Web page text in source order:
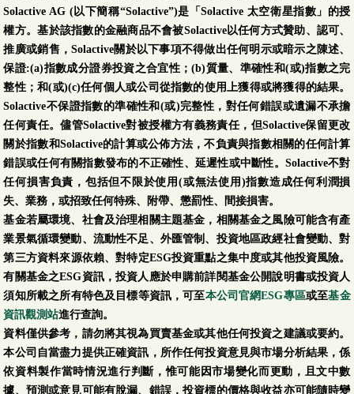
Solactive AG (以下簡稱“Solactive”)是「Solactive 太空衛星指數」的授
權方。基於該指數的金融商品不會被Solactive以任何方式贊助、認可、
推廣或銷售，Solactive關於以下事項不得做出任何明示或暗示之陳述、
保證:(a)指數成分證券投資之合宜性；(b)質量、準確性和(或)指數之完
整性；和(或)(c)任何個人或公司從指數的使用上獲得或將獲得的結果。
Solactive不保證指數的準確性和(或)完整性，對任何錯誤或遺漏不承擔
任何責任。儘管Solactive對被授權方有義務責任，但Solactive保留更改
關於指數和Solactive的計算或公佈方法，不負責與指數相關的任何計算
錯誤或任何有關指數發布的不正確性、延遲性或中斷性。Solactive不對
任何損害負責，包括但不限於使用(或無法使用)指數造成任何利潤損
失、業務，或招致任何特殊、附帶、懲罰性、間接損害。
基金若屬環境、社會及治理相關主題基金，相關基金之風險可能含有產
業景氣循環變動、流動性不足、外匯管制、投資地區政經社會變動、對
第三方資料來源依賴、對特定ESG投資重點之集中度或其他投資風險。
有關基金之ESG資訊，投資人應於申購前詳閱基金公開說明書或投資人
須知所載之所有特色及目標等資訊，可至本公司官網ESG專區或至基金
資訊觀測站進行查詢。
資料僅供參考，請勿將其視為買賣基金或其他任何投資之建議或要約。
本公司自當盡力提供正確資訊，所作任何投資意見與市場分析結果，係
依資料製作當時情況進行判斷，惟可能因市場變化而更動，且文中數
據、預測或意見可能有脫漏、錯誤，投資標的價格與收益亦可能隨時變